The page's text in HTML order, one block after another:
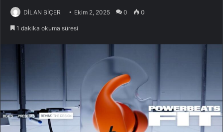
DİLAN BİÇER Ekim 2, 2025 0 0
1 dakika okuma süresi